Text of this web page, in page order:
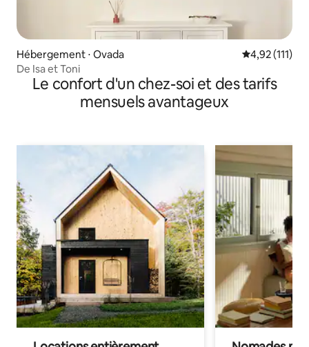
Hébergement ⋅ Ovada Évaluation
4,92 (111)
De Isa et Toni
Le confort d'un chez-soi et des tarifs
mensuels avantageux